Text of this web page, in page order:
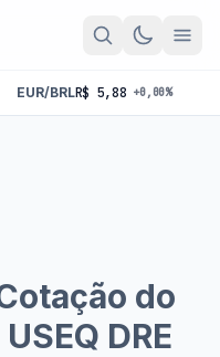
R$ 5,88 +0,00% GBP/
do
DRE